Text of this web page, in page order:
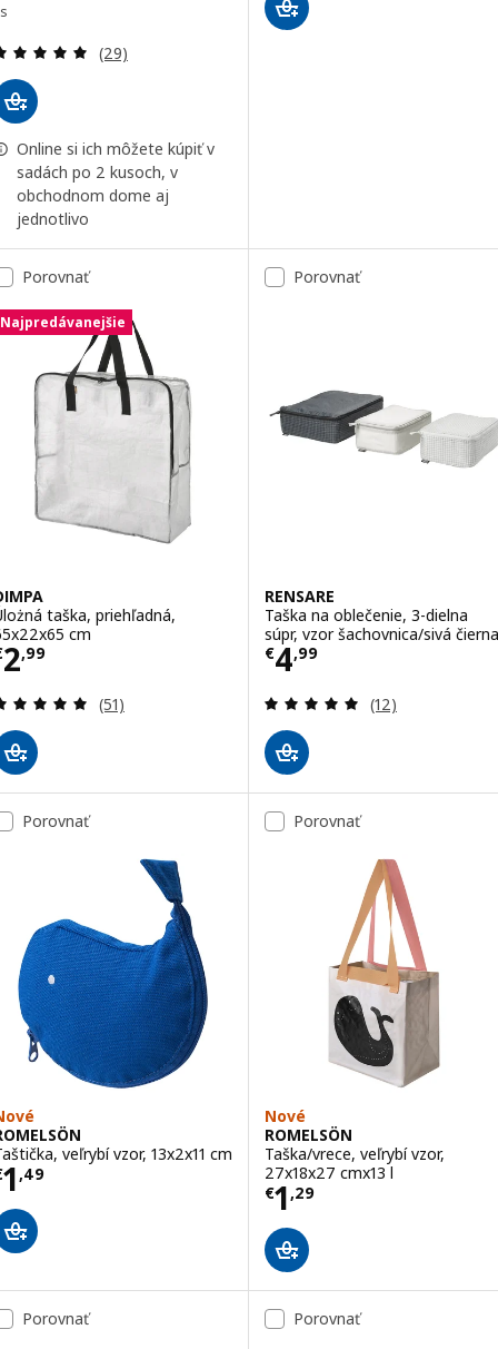
Prehľad: 4.9 z 5 hviezdy. Celkové hodnotenie:
(29)
Online si ich môžete kúpiť v
sadách po 2 kusoch, v
obchodnom dome aj
jednotlivo
Porovnať
Najpredávanejšie
taška, priehľadná,
cm
2,99 € 2,99
Prehľad: 5 z 5 hviezdy. Celkové hodnotenie:
(51)
Porovnať
RENSARE
Taška na oblečenie, 3-dielna
súpr, vzor šachovnica/sivá čierna
€4,99
Cena € 4,99
Prehľad: 5 z 5
(12)
Porovnať
veľrybí vzor, 13x2x11 cm
1,49 € 1,49
Porovnať
Nové
ROMELSÖN
Taška/vrece, veľrybí vzor,
27x18x27 cmx13 l
€1,29
Cena € 1,29
Porovnať Porovnať